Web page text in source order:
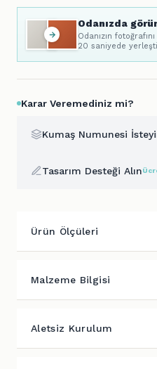
Odanızda
Odanızın
20 saniyede
Karar Veremediniz mi?
Kumaş Numunesi
Tasarım Desteği Alın
Ürün Ölçüleri
Malzeme Bilgisi
Aletsiz Kurulum